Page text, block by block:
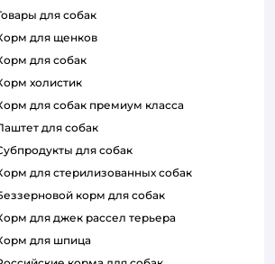
товары для собак
корм для щенков
корм для собак
корм холистик
корм для собак премиум класса
паштет для собак
субпродукты для собак
корм для стерилизованных собак
беззерновой корм для собак
корм для джек рассел терьера
корм для шпица